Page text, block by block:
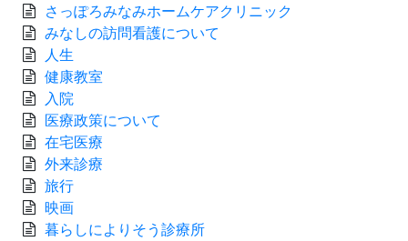
さっぽろみなみホームケアクリニック
みなしの訪問看護について
人生
健康教室
入院
医療政策について
在宅医療
外来診療
旅行
映画
暮らしによりそう診療所